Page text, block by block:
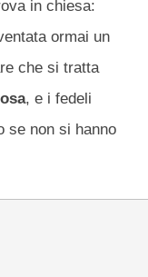
in chiesa:
ormai un
che si tratta
, e i fedeli
se non si hanno